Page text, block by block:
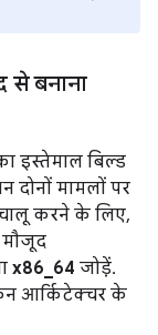
से बनाना
इस्तेमाल बिल्ड
मामलों पर
करने के लिए,
x86_64 जोड़ें.
आर्किटेक्चर के